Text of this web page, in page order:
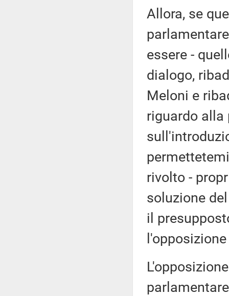
Allora, se
essere -
dialogo,
Meloni e
riguardo alla
rivolto -
soluzione
il